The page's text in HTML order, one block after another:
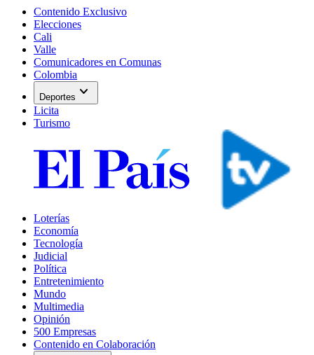
Contenido Exclusivo
Elecciones
Cali
Valle
Comunicadores en Comunas
Colombia
Deportes expand_more
Licita
Turismo
Loterías
Economía
Tecnología
Judicial
Política
Entretenimiento
Mundo
Multimedia
Opinión
500 Empresas
Contenido en Colaboración